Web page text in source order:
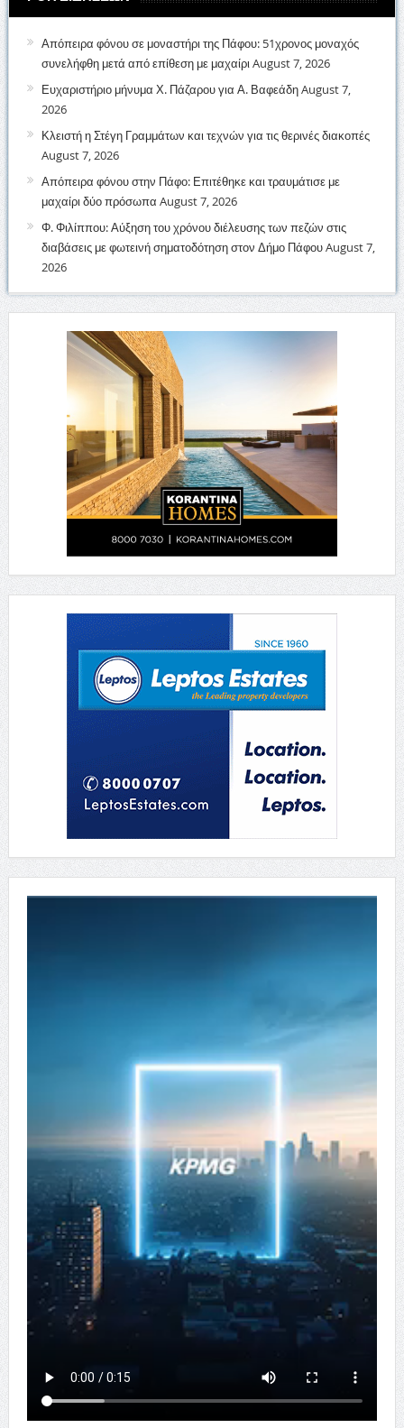
Απόπειρα φόνου σε μοναστήρι της Πάφου: 51χρονος μοναχός
συνελήφθη μετά από επίθεση με μαχαίριAugust 7, 2026
Ευχαριστήριο μήνυμα Χ. Πάζαρου για Α. ΒαφεάδηAugust 7,
2026
Κλειστή η Στέγη Γραμμάτων και τεχνών για τις θερινές διακοπές
August 7, 2026
Απόπειρα φόνου στην Πάφο: Επιτέθηκε και τραυμάτισε με
μαχαίρι δύο πρόσωπα August 7, 2026
Φ. Φιλίππου: Αύξηση του χρόνου διέλευσης των πεζών στις
διαβάσεις με φωτεινή σηματοδότηση στον Δήμο ΠάφουAugust 7,
2026